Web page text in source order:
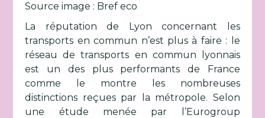
Source image : Bref eco
La réputation de Lyon concernant les
transports en commun n’est plus à faire : le
réseau de transports en commun lyonnais
est un des plus performants de France
comme le montre les nombreuses
distinctions reçues par la métropole. Selon
une étude menée par l’Eurogroup